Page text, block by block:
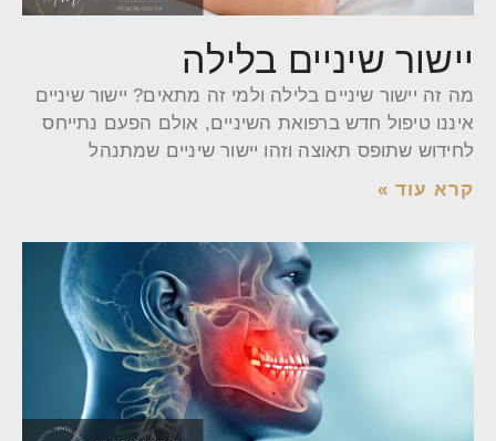
יישור שיניים בלילה
מה זה יישור שיניים בלילה ולמי זה מתאים? יישור שיניים
איננו טיפול חדש ברפואת השיניים, אולם הפעם נתייחס
לחידוש שתופס תאוצה וזהו יישור שיניים שמתנהל
קרא עוד »